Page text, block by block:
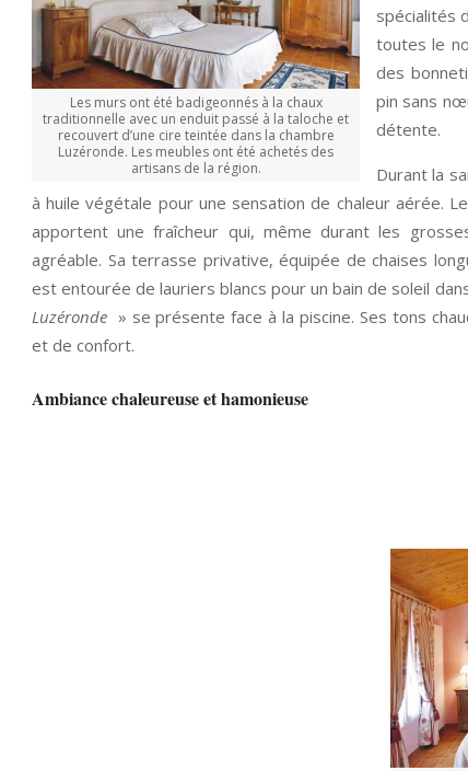
Les murs ont été badigeonnés à la chaux
traditionnelle avec un enduit passé à la taloche et
recouvert d’une cire teintée dans la chambre
Luzéronde. Les meubles ont été achetés des
artisans de la région.
spécialités
toutes le
des
pin sans
détente.
Durant la
à huile végétale pour une sensation de chaleur aérée.
apportent une fraîcheur qui, même durant les
agréable. Sa terrasse privative, équipée de chaises
est entourée de lauriers blancs pour un bain de soleil
Luzéronde » se présente face à la piscine. Ses tons
et de confort.
Ambiance chaleureuse et hamonieuse